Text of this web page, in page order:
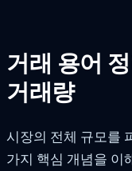
거래 용어
거래량
시장의 전체 규모를
가지 핵심 개념을 이